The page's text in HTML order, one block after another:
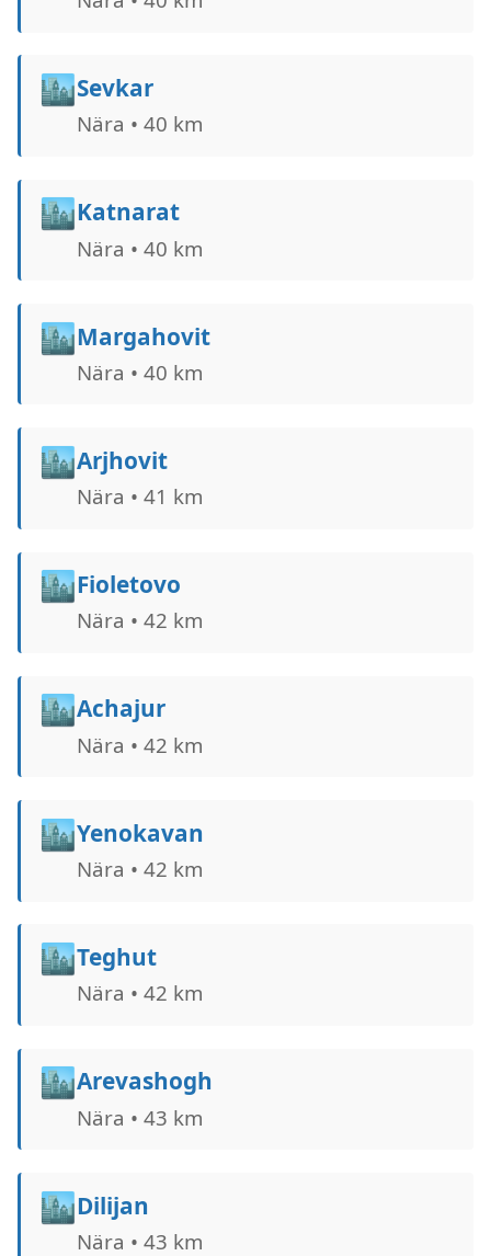
🏙️Sevkar
Nära • 40 km
🏙️Katnarat
Nära • 40 km
🏙️Margahovit
Nära • 40 km
🏙️Arjhovit
Nära • 41 km
🏙️Fioletovo
Nära • 42 km
🏙️Achajur
Nära • 42 km
🏙️Yenokavan
Nära • 42 km
🏙️Teghut
Nära • 42 km
🏙️Arevashogh
Nära • 43 km
🏙️Dilijan
Nära • 43 km